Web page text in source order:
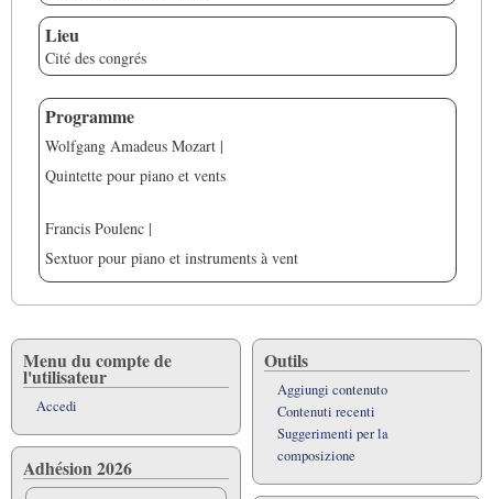
Lieu
Cité des congrés
Programme
Wolfgang Amadeus Mozart |
Quintette pour piano et vents
Francis Poulenc |
Sextuor pour piano et instruments à vent
Menu du compte de
l'utilisateur
Accedi
Adhésion 2026
Outils
Aggiungi contenuto
Contenuti recenti
Suggerimenti per la
composizione